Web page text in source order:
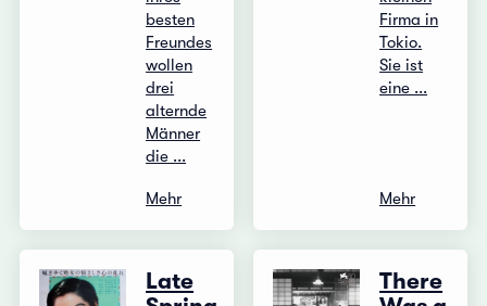
besten
Freundes
wollen
drei
alternde
Männer
die ...
Mehr
Firma in
Tokio.
Sie ist
eine ...
Mehr
Late
There